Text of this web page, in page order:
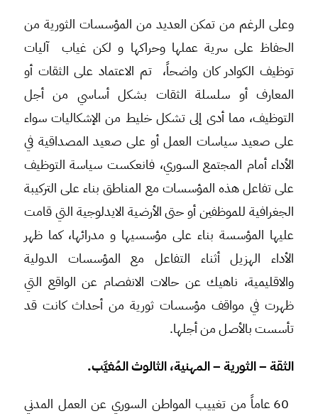
وعلى الرغم من تمكن العديد من المؤسسات الثورية من
الحفاظ على سرية عملها وحراكها و لكن غياب آليات
توظيف الكوادر كان واضحاً، تم الاعتماد على الثقات أو
المعارف أو سلسلة الثقات بشكل أساسي من أجل
التوظيف، مما أدى إلى تشكل خليط من الإشكاليات سواء
على صعيد سياسات العمل أو على صعيد المصداقية في
الأداء أمام المجتمع السوري، فانعكست سياسة التوظيف
على تفاعل هذه المؤسسات مع المناطق بناء على التركيبة
الجغرافية للموظفين أو حتى الأرضية الايدلوجية التي قامت
عليها المؤسسة بناء على مؤسسيها و مدرائها، كما ظهر
الأداء الهزيل أثناء التفاعل مع المؤسسات الدولية
والاقليمية، ناهيك عن حالات الانفصام عن الواقع التي
ظهرت في مواقف مؤسسات ثورية من أحداث كانت قد
تأسست بالأصل من أجلها.
الثقة – الثورية – المهنية، الثالوث المُغيَّب.
60 عاماً من تغييب المواطن السوري عن العمل المدني